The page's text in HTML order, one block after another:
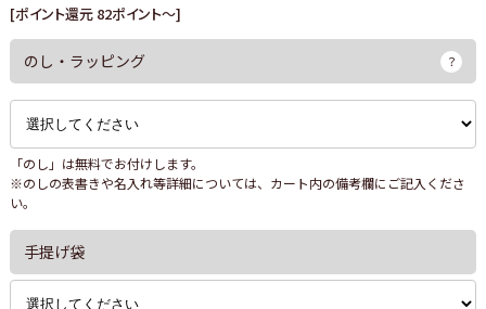
[ポイント還元 82ポイント～]
のし・ラッピング
「のし」は無料でお付けします。
※のしの表書きや名入れ等詳細については、カート内の備考欄にご記入くださ
い。
手提げ袋